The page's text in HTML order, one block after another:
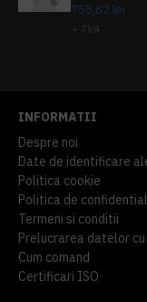
755,82 lei
+ TVA
INFORMATII
Despre noi
Date de identificare
Politica cookie
Politica de
Termeni si conditii
Prelucrarea datelor
Cum comand
Certificari ISO